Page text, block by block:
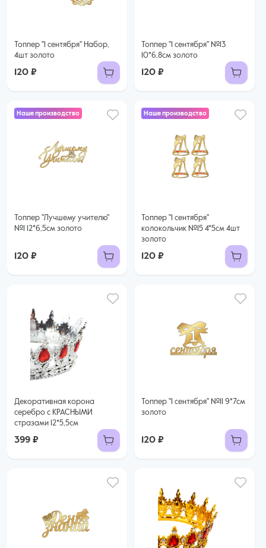
Топпер "1 сентября" Набор,
4шт золото
120 ₽
Топпер "1 сентября" №13
10*6,8см золото
120 ₽
Наше производство
Топпер "Лучшему учителю"
№1 12*6,5см золото
120 ₽
Наше производство
Топпер "1 сентября"
колокольчик №15 4*5см 4шт
золото
120 ₽
Декоративная корона
серебро с КРАСНЫМИ
стразами 12*5,5см
399 ₽
Топпер "1 сентября" №11 9*7см
золото
120 ₽